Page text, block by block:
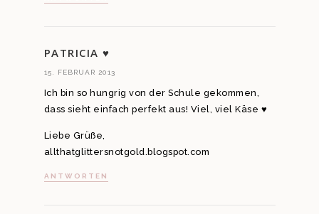
PATRICIA ♥
15. FEBRUAR 2013
Ich bin so hungrig von der Schule gekommen,
dass sieht einfach perfekt aus! Viel, viel Käse ♥
Liebe Grüße,
allthatglittersnotgold.blogspot.com
ANTWORTEN